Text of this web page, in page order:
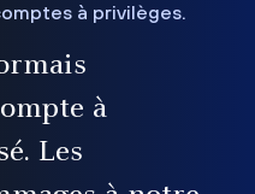
à privilèges.
à
Les